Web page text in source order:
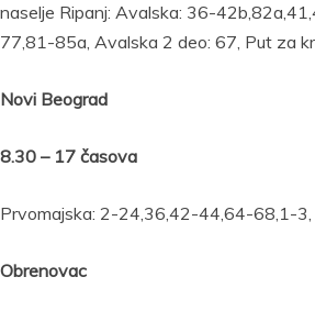
naselje Ripanj: Avalska: 36-
77,81-85a, Avalska 2 deo: 67, Put za
Novi Beograd
8.30 – 17 časova
Prvomajska: 2-24,36,42-44,64-68,1-3,
Obrenovac